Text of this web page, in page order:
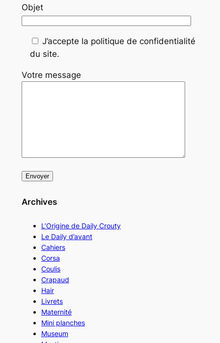
Objet
J’accepte la politique de confidentialité
du site.
Votre message
Archives
L’Origine de Daily Crouty
Le Daily d’avant
Cahiers
Corsa
Coulis
Crapaud
Hair
Livrets
Maternité
Mini planches
Museum